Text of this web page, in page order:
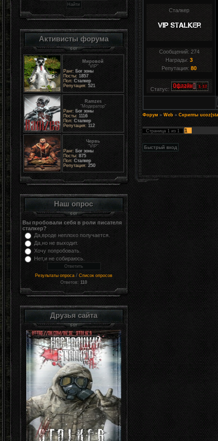
Активисты форума
Мировой
"VIP"
Ранг: Бог зоны
Посты: 1857
Пол: Сталкер
Репутация: 521
Ramzes
"Модератор"
Ранг: Бог зоны
Посты: 1116
Пол: Сталкер
Репутация: 112
Червь
"VIP"
Ранг: Бог зоны
Посты: 875
Пол: Сталкер
Репутация: 250
Наш опрос
Вы пробовали себя в роли писателя
сталкер?
Да,вроде неплохо получается.
Да,но не выходит.
Хочу попробовать.
Нет,и не собираюсь.
Результаты опроса / Список опросов
Ответов: 110
Друзья сайта
Сталкер
Сообщений: 274
Награды:3
Репутация:80
Статус:
Форум » Web » Скрипты
Страница 1 из 1 1